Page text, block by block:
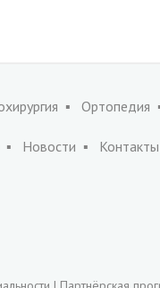
Ортопедия
Новости Контакты